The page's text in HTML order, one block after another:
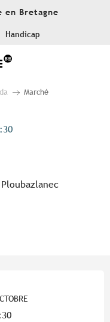
Bretagne
Handicap
Marché